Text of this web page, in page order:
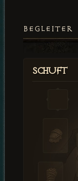
BEGLEITER
Schuft